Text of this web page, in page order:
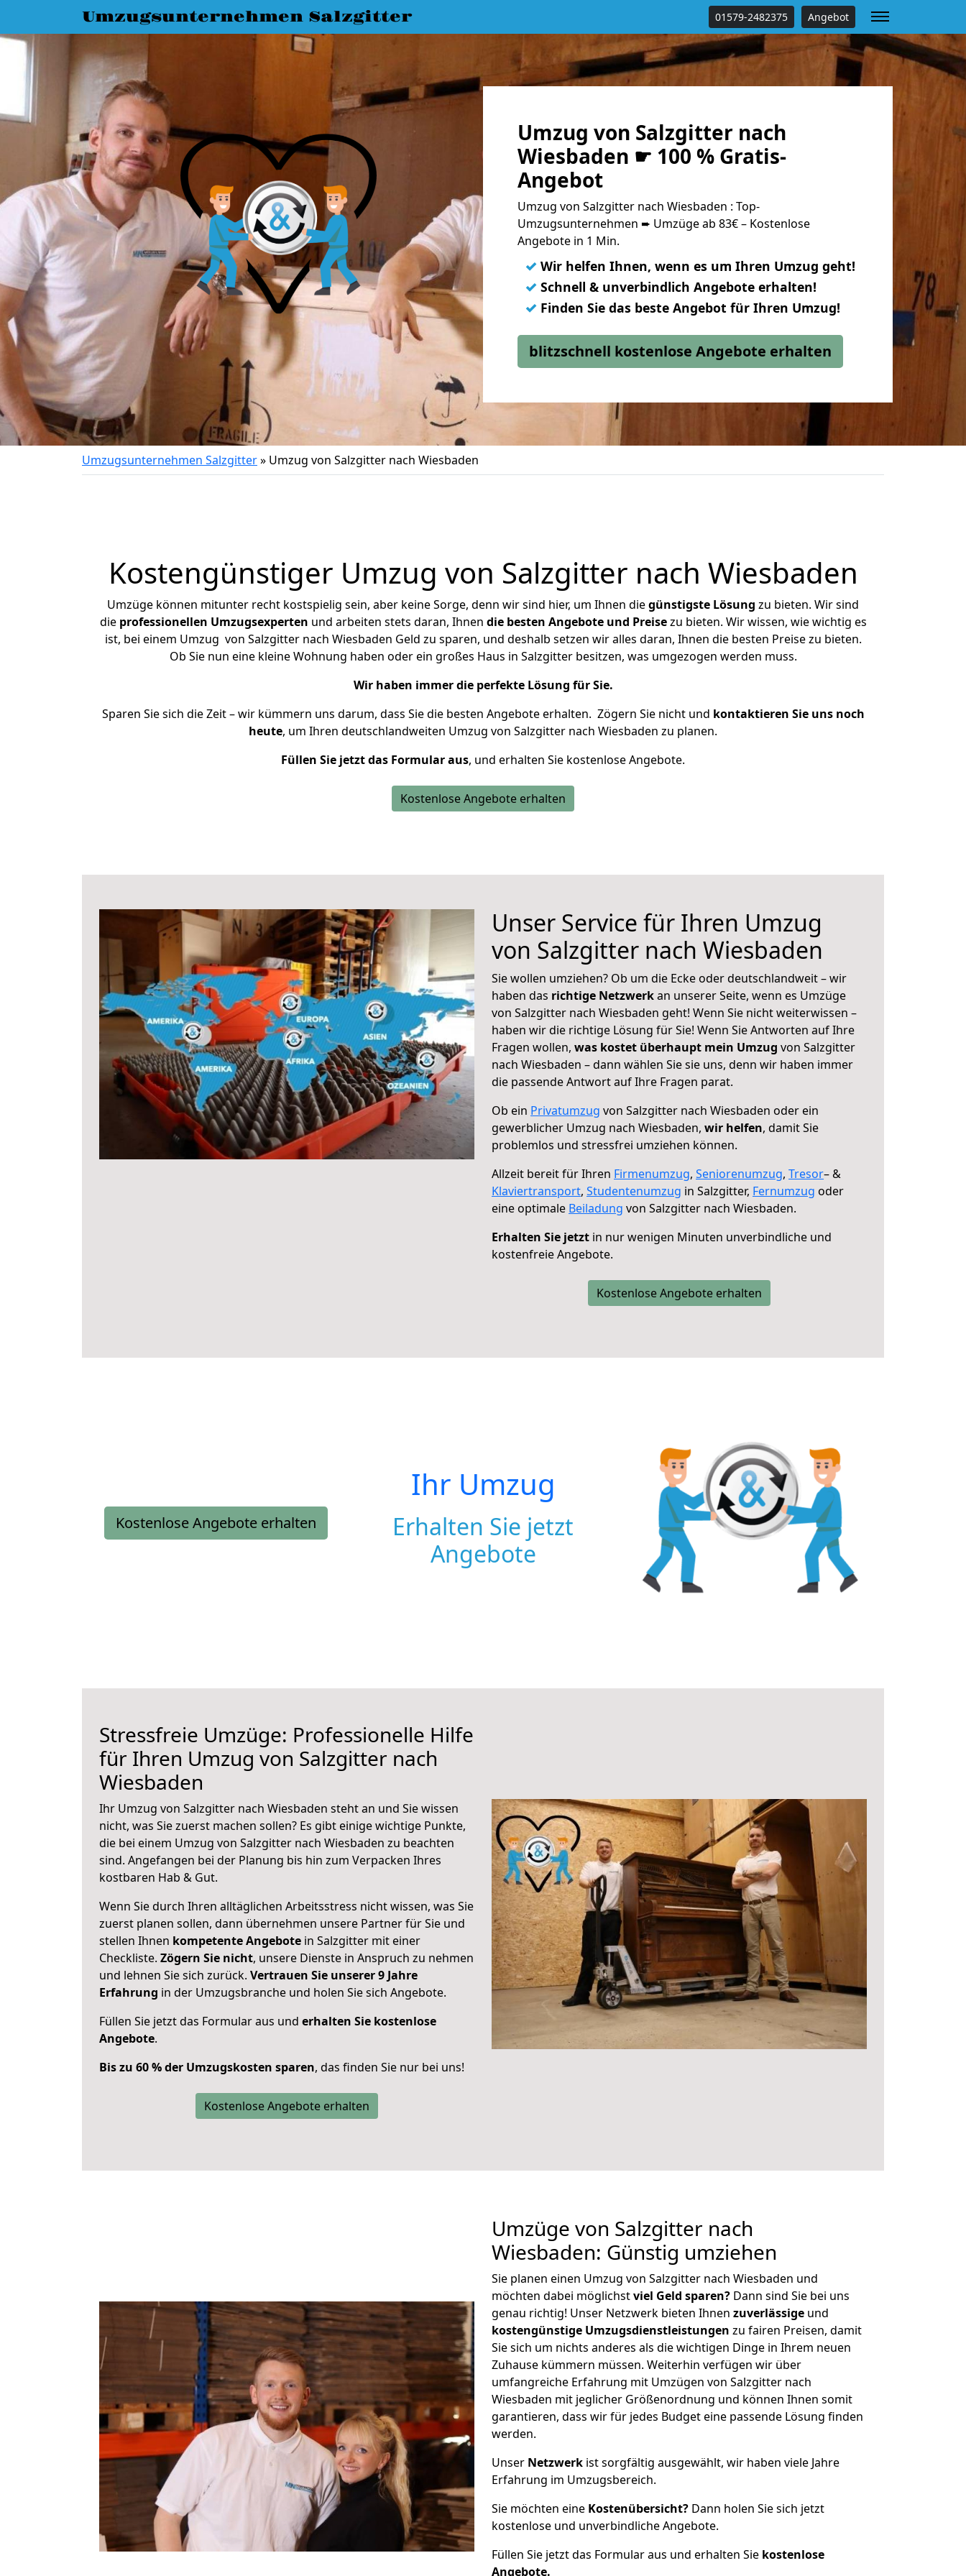
Umzugsunternehmen Salzgitter 01579-2482375 Angebot
Umzug von Salzgitter nach
Wiesbaden ☛ 100 % Gratis-
Angebot
Umzug von Salzgitter nach Wiesbaden : Top-
Umzugsunternehmen ➨ Umzüge ab 83€ – Kostenlose
Angebote in 1 Min.
✓ Wir helfen Ihnen, wenn es um Ihren Umzug geht!
✓ Schnell & unverbindlich Angebote erhalten!
✓ Finden Sie das beste Angebot für Ihren Umzug!
blitzschnell kostenlose Angebote erhalten
Umzugsunternehmen Salzgitter» Umzug von Salzgitter nach Wiesbaden
Kostengünstiger Umzug von Salzgitter nach Wiesbaden
Umzüge können mitunter recht kostspielig sein, aber keine Sorge, denn wir sind hier, um Ihnen diegünstigste Lösung zu bieten. Wir sind
die professionellen Umzugsexperten und arbeiten stets daran, Ihnen die besten Angebote und Preisezu bieten. Wir wissen, wie wichtig es
ist, bei einem Umzug von Salzgitter nach Wiesbaden Geld zu sparen, und deshalb setzen wir alles daran, Ihnen die besten Preise zu bieten.
Ob Sie nun eine kleine Wohnung haben oder ein großes Haus in Salzgitter besitzen, was umgezogen werden muss.
Wir haben immer die perfekte Lösung für Sie.
Sparen Sie sich die Zeit – wir kümmern uns darum, dass Sie die besten Angebote erhalten. Zögern Sie nicht und kontaktieren Sie uns noch
heute, um Ihren deutschlandweiten Umzug von Salzgitter nach Wiesbaden zu planen.
Füllen Sie jetzt das Formular aus, und erhalten Sie kostenlose Angebote.
Kostenlose Angebote erhalten
Unser Service für Ihren Umzug
von Salzgitter nach Wiesbaden
Sie wollen umziehen? Ob um die Ecke oder deutschlandweit – wir
haben das richtige Netzwerkan unserer Seite, wenn es Umzüge
von Salzgitter nach Wiesbaden geht! Wenn Sie nicht weiterwissen –
haben wir die richtige Lösung für Sie! Wenn Sie Antworten auf Ihre
Fragen wollen, was kostet überhaupt mein Umzug von Salzgitter
nach Wiesbaden – dann wählen Sie sie uns, denn wir haben immer
die passende Antwort auf Ihre Fragen parat.
Ob ein Privatumzug von Salzgitter nach Wiesbaden oder ein
gewerblicher Umzug nach Wiesbaden, wir helfen, damit Sie
problemlos und stressfrei umziehen können.
Allzeit bereit für Ihren Firmenumzug, Seniorenumzug, Tresor– &
Klaviertransport, Studentenumzug in Salzgitter, Fernumzug oder
eine optimale Beiladung von Salzgitter nach Wiesbaden.
Erhalten Sie jetzt in nur wenigen Minuten unverbindliche und
kostenfreie Angebote.
Kostenlose Angebote erhalten
Kostenlose Angebote erhalten
Ihr Umzug
Erhalten Sie jetzt
Angebote
Stressfreie Umzüge: Professionelle Hilfe
für Ihren Umzug von Salzgitter nach
Wiesbaden
Ihr Umzug von Salzgitter nach Wiesbaden steht an und Sie wissen
nicht, was Sie zuerst machen sollen? Es gibt einige wichtige Punkte,
die bei einem Umzug von Salzgitter nach Wiesbaden zu beachten
sind. Angefangen bei der Planung bis hin zum Verpacken Ihres
kostbaren Hab & Gut.
Wenn Sie durch Ihren alltäglichen Arbeitsstress nicht wissen, was Sie
zuerst planen sollen, dann übernehmen unsere Partner für Sie und
stellen Ihnen kompetente Angebote in Salzgitter mit einer
Checkliste. Zögern Sie nicht, unsere Dienste in Anspruch zu nehmen
und lehnen Sie sich zurück. Vertrauen Sie unserer 9 Jahre
Erfahrung in der Umzugsbranche und holen Sie sich Angebote.
Füllen Sie jetzt das Formular aus und erhalten Sie kostenlose
Angebote.
Bis zu 60 % der Umzugskosten sparen, das finden Sie nur bei uns!
Kostenlose Angebote erhalten
Umzüge von Salzgitter nach
Wiesbaden: Günstig umziehen
Sie planen einen Umzug von Salzgitter nach Wiesbaden und
möchten dabei möglichstviel Geld sparen? Dann sind Sie bei uns
genau richtig! Unser Netzwerk bieten Ihnen zuverlässige und
kostengünstige Umzugsdienstleistungen zu fairen Preisen, damit
Sie sich um nichts anderes als die wichtigen Dinge in Ihrem neuen
Zuhause kümmern müssen. Weiterhin verfügen wir über
umfangreiche Erfahrung mit Umzügen von Salzgitter nach
Wiesbaden mit jeglicher Größenordnung und können Ihnen somit
garantieren, dass wir für jedes Budget eine passende Lösung finden
werden.
Unser Netzwerk ist sorgfältig ausgewählt, wir haben viele Jahre
Erfahrung im Umzugsbereich.
Sie möchten eine Kostenübersicht? Dann holen Sie sich jetzt
kostenlose und unverbindliche Angebote.
Füllen Sie jetzt das Formular aus und erhalten Sie kostenlose
Angebote.